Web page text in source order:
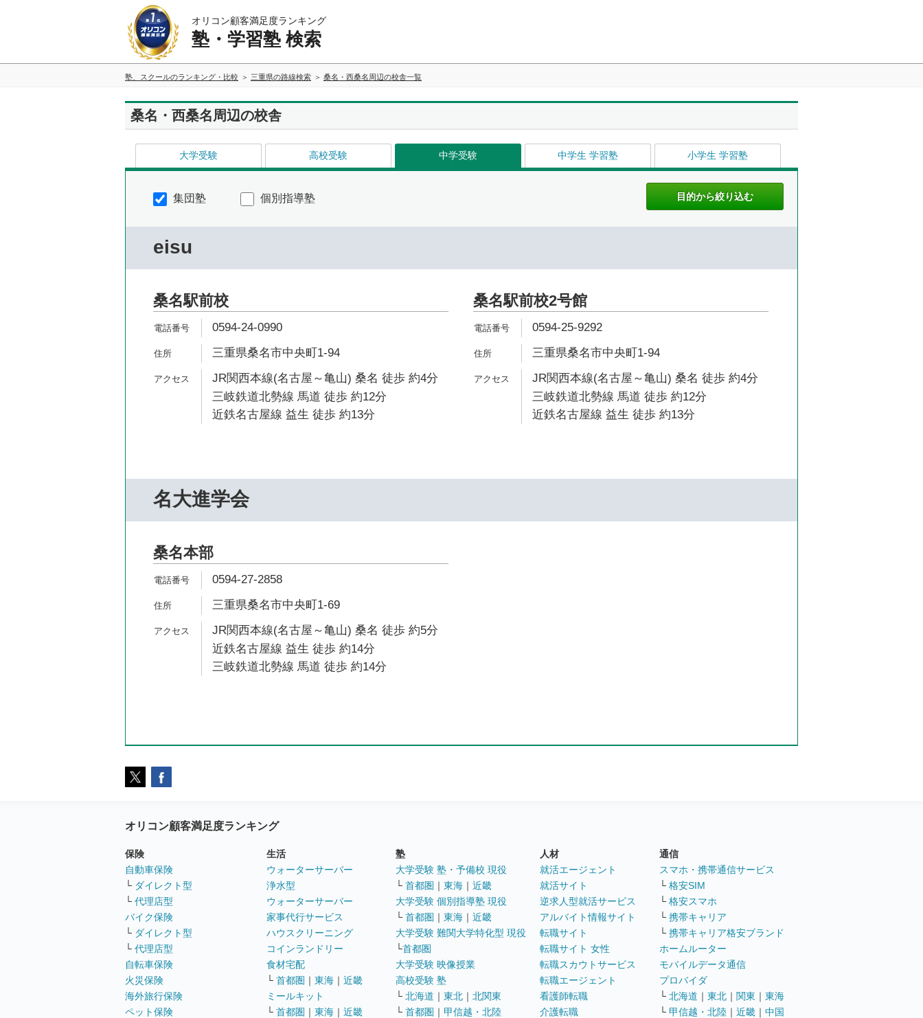
オリコン顧客満足度ランキング
塾・学習塾 検索
塾、スクールのランキング・比較 三重県の路線検索 桑名・西桑名周辺の校舎一覧
桑名・西桑名周辺の校舎
大学受験 高校受験 中学受験 中学生 学習塾 小学生 学習塾
集団塾 個別指導塾
eisu
桑名駅前校
0594-24-0990
三重県桑名市中央町1-94
JR関西本線(名古屋～亀山) 桑名 徒歩 約4分
三岐鉄道北勢線 馬道 徒歩 約12分
近鉄名古屋線 益生 徒歩 約13分
桑名駅前校2号館
0594-25-9292
三重県桑名市中央町1-94
JR関西本線(名古屋～亀山) 桑名 徒歩 約4分
三岐鉄道北勢線 馬道 徒歩 約12分
近鉄名古屋線 益生 徒歩 約13分
名大進学会
桑名本部
0594-27-2858
三重県桑名市中央町1-69
JR関西本線(名古屋～亀山) 桑名 徒歩 約5分
近鉄名古屋線 益生 徒歩 約14分
三岐鉄道北勢線 馬道 徒歩 約14分
オリコン顧客満足度ランキング
保険
自動車保険
└ ダイレクト型
└ 代理店型
バイク保険
└ ダイレクト型
└ 代理店型
自転車保険
火災保険
海外旅行保険
ペット保険
生活
ウォーターサーバー
浄水型
ウォーターサーバー
家事代行サービス
ハウスクリーニング
コインランドリー
食材宅配
└ 首都圏 ｜ 東海 ｜ 近畿
ミールキット
└ 首都圏 ｜ 東海 ｜ 近畿
塾
大学受験 塾・予備校 現役
└ 首都圏 ｜ 東海 ｜ 近畿
大学受験 個別指導塾 現役
└ 首都圏 ｜ 東海 ｜ 近畿
大学受験 難関大学特化型 現役
└首都圏
大学受験 映像授業
高校受験 塾
└ 北海道 ｜ 東北 ｜ 北関東
└ 首都圏 ｜ 甲信越・北陸
人材
就活エージェント
就活サイト
逆求人型就活サービス
アルバイト情報サイト
転職サイト
転職サイト 女性
転職スカウトサービス
転職エージェント
看護師転職
介護転職
通信
スマホ・携帯通信サービス
└ 格安SIM
└ 格安スマホ
└ 携帯キャリア
└ 携帯キャリア格安ブランド
ホームルーター
モバイルデータ通信
プロバイダ
└ 北海道 ｜ 東北 ｜ 関東 ｜ 東海
└ 甲信越・北陸 ｜ 近畿 ｜ 中国